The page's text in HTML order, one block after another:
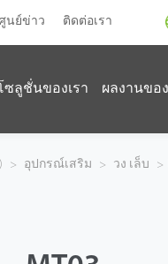
นย์ข่าว ติดต่อเรา
โซลูชั่นของเรา ผลงานของ
> อุปกรณ์เสริม > วง เล็บ >